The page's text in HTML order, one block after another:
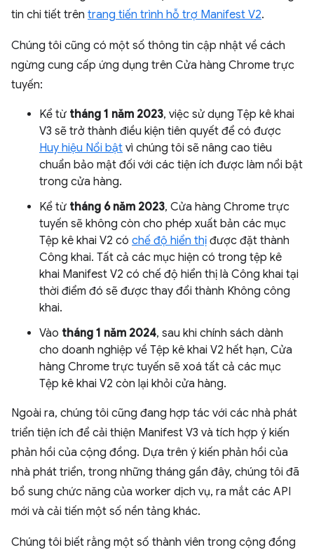
tin chi tiết trên trang tiến trình hỗ trợ Manifest V2.
Chúng tôi cũng có một số thông tin cập nhật về cách
ngừng cung cấp ứng dụng trên Cửa hàng Chrome trực
tuyến:
Kể từ tháng 1 năm 2023, việc sử dụng Tệp kê khai
V3 sẽ trở thành điều kiện tiên quyết để có được
Huy hiệu Nổi bật vì chúng tôi sẽ nâng cao tiêu
chuẩn bảo mật đối với các tiện ích được làm nổi bật
trong cửa hàng.
Kể từ tháng 6 năm 2023, Cửa hàng Chrome trực
tuyến sẽ không còn cho phép xuất bản các mục
Tệp kê khai V2 có chế độ hiển thị được đặt thành
Công khai. Tất cả các mục hiện có trong tệp kê
khai Manifest V2 có chế độ hiển thị là Công khai tại
thời điểm đó sẽ được thay đổi thành Không công
khai.
Vào tháng 1 năm 2024, sau khi chính sách dành
cho doanh nghiệp về Tệp kê khai V2 hết hạn, Cửa
hàng Chrome trực tuyến sẽ xoá tất cả các mục
Tệp kê khai V2 còn lại khỏi cửa hàng.
Ngoài ra, chúng tôi cũng đang hợp tác với các nhà phát
triển tiện ích để cải thiện Manifest V3 và tích hợp ý kiến
phản hồi của cộng đồng. Dựa trên ý kiến phản hồi của
nhà phát triển, trong những tháng gần đây, chúng tôi đã
bổ sung chức năng của worker dịch vụ, ra mắt các API
mới và cải tiến một số nền tảng khác.
Chúng tôi biết rằng một số thành viên trong cộng đồng